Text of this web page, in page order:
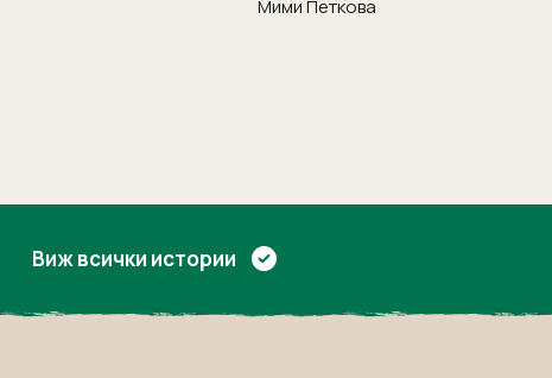
Мими Петкова
Виж всички истории